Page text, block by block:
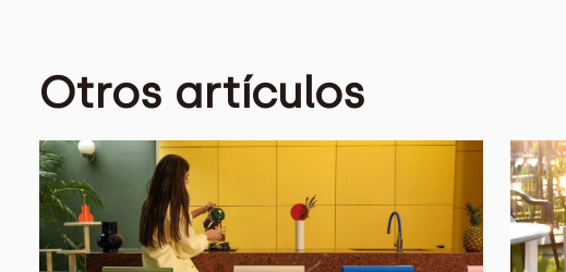
Otros artículos